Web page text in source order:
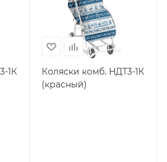
1К
Коляски комб. НДТ3-1К
(красный)